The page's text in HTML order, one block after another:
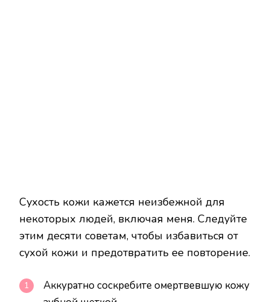
Сухость кожи кажется неизбежной для
некоторых людей, включая меня. Следуйте
этим десяти советам, чтобы избавиться от
сухой кожи и предотвратить ее повторение.
Аккуратно соскребите омертвевшую кожу